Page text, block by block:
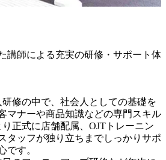
講師による充実の研修・サポート体
修の中で、社会人としての基礎を
マナーや商品知識などの専門スキル
正式に店舗配属、OJTトレーニン
タッフが独り立ちまでしっかりサポ
です。